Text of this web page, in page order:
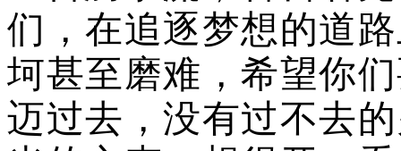
们，在追逐梦想的道
坷甚至磨难，希望你
迈过去，没有过不去